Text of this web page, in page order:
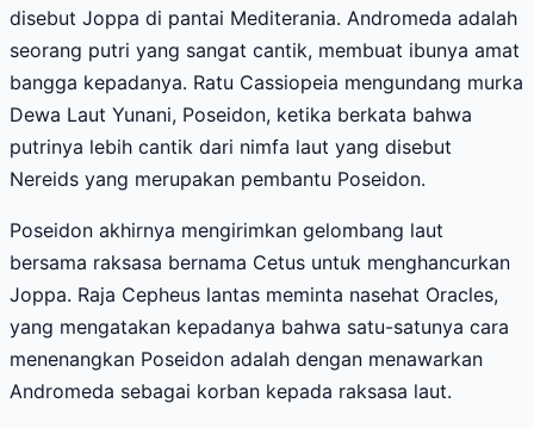
disebut Joppa di pantai Mediterania. Andromeda adalah
seorang putri yang sangat cantik, membuat ibunya amat
bangga kepadanya. Ratu Cassiopeia mengundang murka
Dewa Laut Yunani, Poseidon, ketika berkata bahwa
putrinya lebih cantik dari nimfa laut yang disebut
Nereids yang merupakan pembantu Poseidon.
Poseidon akhirnya mengirimkan gelombang laut
bersama raksasa bernama Cetus untuk menghancurkan
Joppa. Raja Cepheus lantas meminta nasehat Oracles,
yang mengatakan kepadanya bahwa satu-satunya cara
menenangkan Poseidon adalah dengan menawarkan
Andromeda sebagai korban kepada raksasa laut.